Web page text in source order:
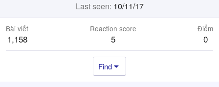
Last seen 10/11/17
Bài viết
1,158
Reaction score
5
Điểm
0
Find